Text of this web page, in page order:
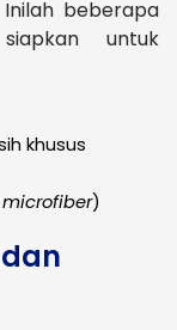
beberapa
untuk
khusus
microfiber)